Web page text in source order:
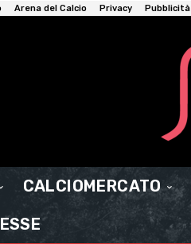
Arena del Calcio Privacy Pubblicità
CALCIOMERCATO